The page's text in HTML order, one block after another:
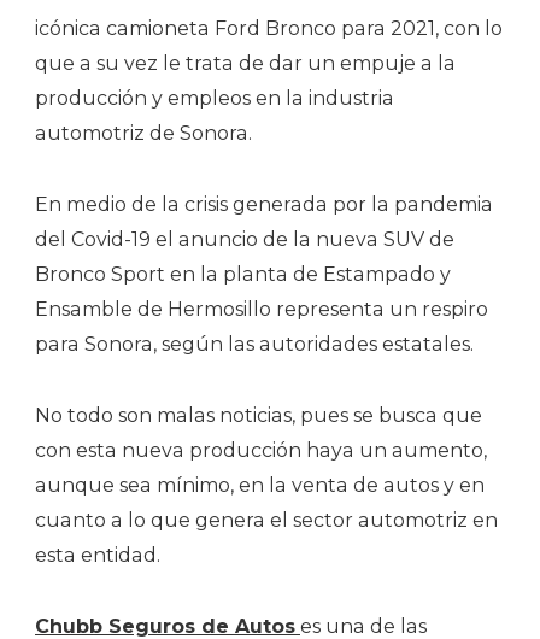
icónica camioneta Ford Bronco para 2021, con lo
que a su vez le trata de dar un empuje a la
producción y empleos en la industria
automotriz de Sonora.
En medio de la crisis generada por la pandemia
del Covid-19 el anuncio de la nueva SUV de
Bronco Sport en la planta de Estampado y
Ensamble de Hermosillo representa un respiro
para Sonora, según las autoridades estatales.
No todo son malas noticias, pues se busca que
con esta nueva producción haya un aumento,
aunque sea mínimo, en la venta de autos y en
cuanto a lo que genera el sector automotriz en
esta entidad.
Chubb Seguros de Autos es una de las